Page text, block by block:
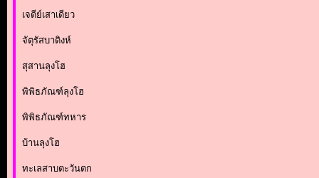
เจดีย์เสาเดียว
จัตุรัสบาดิงห์
สุสานลุงโฮ
พิพิธภัณฑ์ลุงโฮ
พิพิธภัณฑ์ทหาร
บ้านลุงโฮ
ทะเลสาบตะวันตก